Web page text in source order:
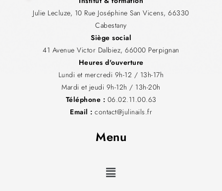
Julie Lecluze, 10 Rue Joséphine San Vicens, 66330
Cabestany
Siège social
41 Avenue Victor Dalbiez, 66000 Perpignan
Heures d'ouverture
Lundi et mercredi 9h-12 / 13h-17h
Mardi et jeudi 9h-12h / 13h-20h
Téléphone : 06.02.11.00.63
Email : contact@julinails.fr
Menu